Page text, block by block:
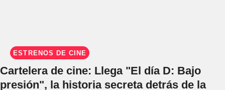
ESTRENOS DE CINE
Cartelera de cine: Llega "El día D: Bajo
presión", la historia secreta detrás de la